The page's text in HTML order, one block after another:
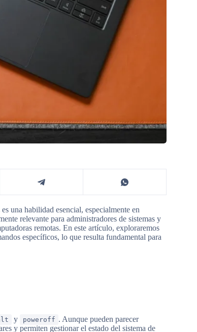
una habilidad esencial, especialmente en
relevante para administradores de sistemas y
remotas. En este artículo, exploraremos
específicos, lo que resulta fundamental para
y poweroff . Aunque pueden parecer
y permiten gestionar el estado del sistema de